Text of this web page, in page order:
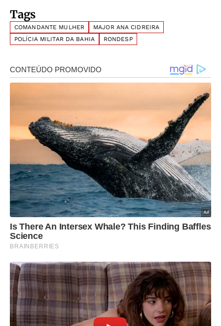
Tags
COMANDANTE MULHER
MAJOR ANA CIDREIRA
POLÍCIA MILITAR DA BAHIA
RONDESP